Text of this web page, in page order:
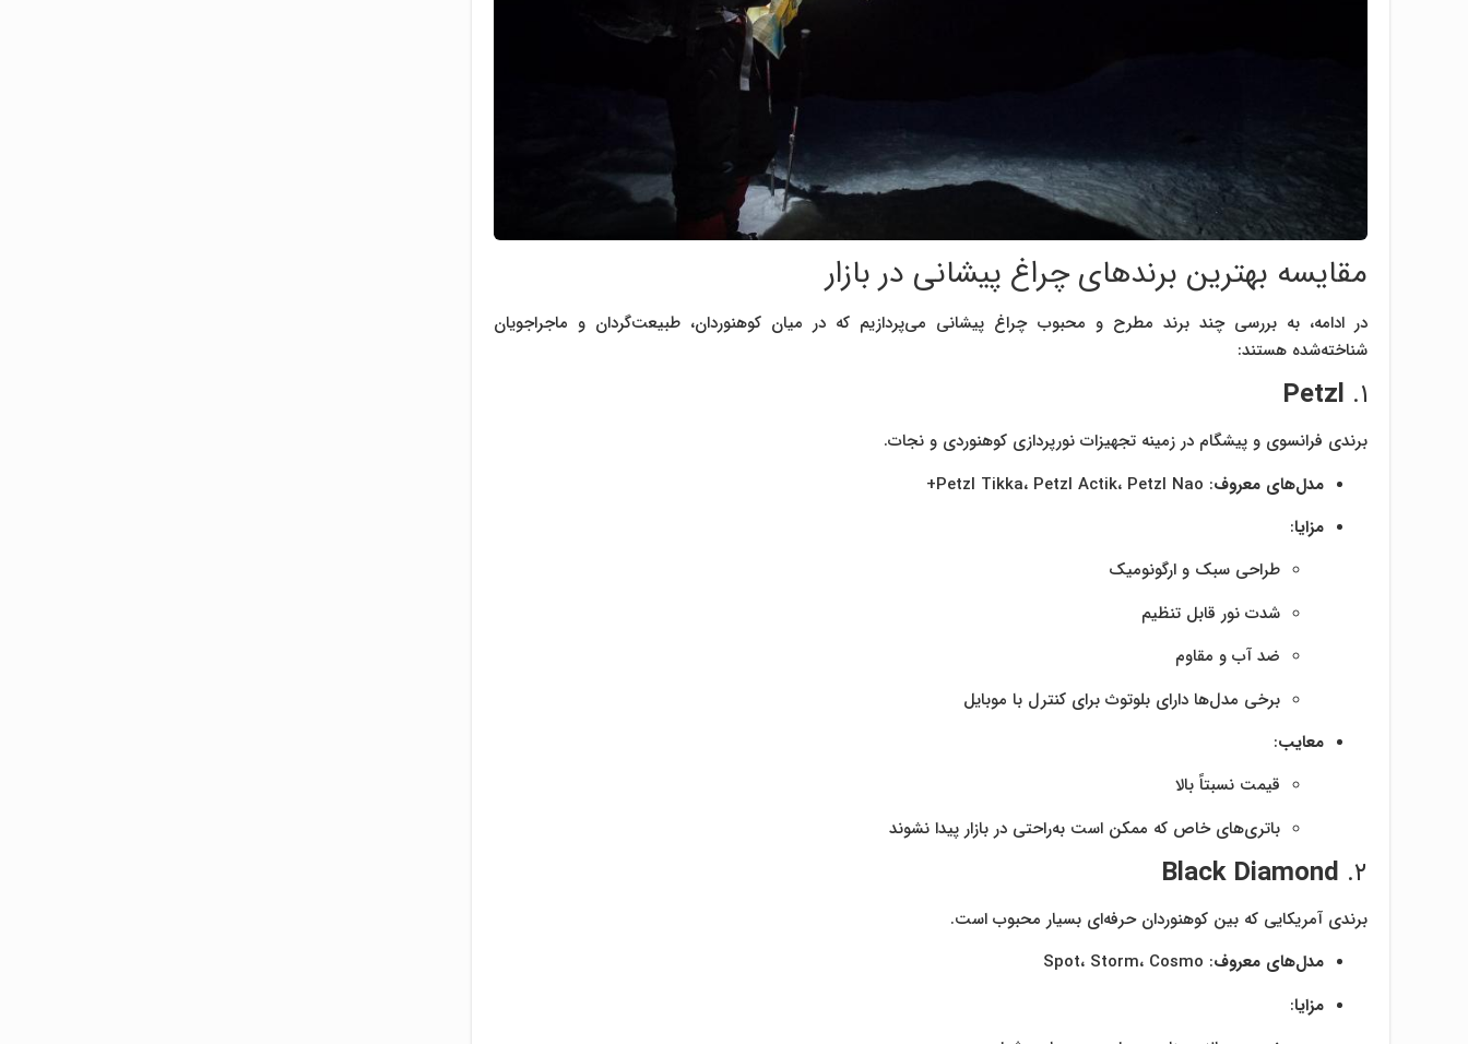
مقایسه بهترین برندهای چراغ پیشانی در بازار
در ادامه، به بررسی چند برند مطرح و محبوب چراغ پیشانی می‌پردازیم که در میان کوهنوردان، طبیعت‌گردان و ماجراجویان
شناخته‌شده هستند:
۱. Petzl
برندی فرانسوی و پیشگام در زمینه تجهیزات نورپردازی کوهنوردی و نجات.
مدل‌های معروف: Petzl Tikka، Petzl Actik، Petzl Nao+
مزایا:
طراحی سبک و ارگونومیک
شدت نور قابل تنظیم
ضد آب و مقاوم
برخی مدل‌ها دارای بلوتوث برای کنترل با موبایل
معایب:
قیمت نسبتاً بالا
باتری‌های خاص که ممکن است به‌راحتی در بازار پیدا نشوند
۲. Black Diamond
برندی آمریکایی که بین کوهنوردان حرفه‌ای بسیار محبوب است.
مدل‌های معروف: Spot، Storm، Cosmo
مزایا: